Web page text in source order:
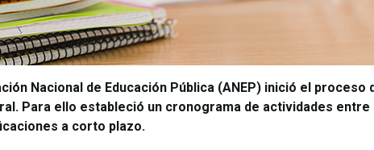
Nacional de Educación Pública (ANEP) inició el proceso
Para ello estableció un cronograma de actividades entre
a corto plazo.